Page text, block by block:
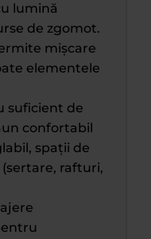
lumină
de zgomot.
mișcare
elementele
suficient de
confortabil
spații de
rafturi,